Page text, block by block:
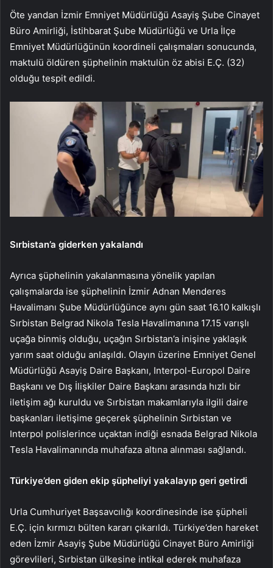
Öte yandan İzmir Emniyet Müdürlüğü Asayiş Şube Cinayet
Büro Amirliği, İstihbarat Şube Müdürlüğü ve Urla İlçe
Emniyet Müdürlüğünün koordineli çalışmaları sonucunda,
maktulü öldüren şüphelinin maktulün öz abisi E.Ç. (32)
olduğu tespit edildi.
Sırbistan’a giderken yakalandı
Ayrıca şüphelinin yakalanmasına yönelik yapılan
çalışmalarda ise şüphelinin İzmir Adnan Menderes
Havalimanı Şube Müdürlüğünce aynı gün saat 16.10 kalkışlı
Sırbistan Belgrad Nikola Tesla Havalimanına 17.15 varışlı
uçağa binmiş olduğu, uçağın Sırbistan’a inişine yaklaşık
yarım saat olduğu anlaşıldı. Olayın üzerine Emniyet Genel
Müdürlüğü Asayiş Daire Başkanı, Interpol-Europol Daire
Başkanı ve Dış İlişkiler Daire Başkanı arasında hızlı bir
iletişim ağı kuruldu ve Sırbistan makamlarıyla ilgili daire
başkanları iletişime geçerek şüphelinin Sırbistan ve
Interpol polislerince uçaktan indiği esnada Belgrad Nikola
Tesla Havalimanında muhafaza altına alınması sağlandı.
Türkiye’den giden ekip şüpheliyi yakalayıp geri getirdi
Urla Cumhuriyet Başsavcılığı koordinesinde ise şüpheli
E.Ç. için kırmızı bülten kararı çıkarıldı. Türkiye’den hareket
eden İzmir Asayiş Şube Müdürlüğü Cinayet Büro Amirliği
görevlileri, Sırbistan ülkesine intikal ederek muhafaza